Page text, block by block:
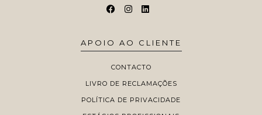
APOIO AO CLIENTE
CONTACTO
LIVRO DE RECLAMAÇÕES
POLÍTICA DE PRIVACIDADE